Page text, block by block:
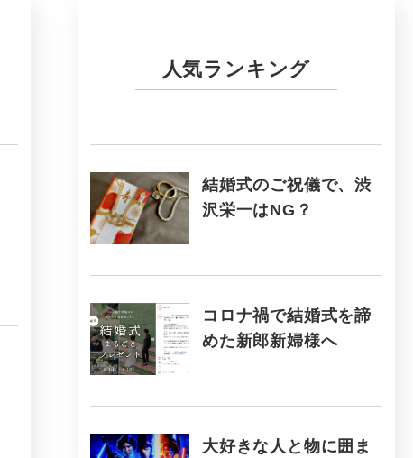
人気ランキング
結婚式のご祝儀で、渋
沢栄一はNG？
コロナ禍で結婚式を諦
めた新郎新婦様へ
大好きな人と物に囲ま